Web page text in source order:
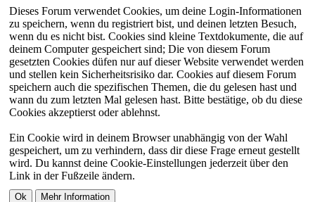
Dieses Forum verwendet Cookies, um deine Login-Informationen
zu speichern, wenn du registriert bist, und deinen letzten Besuch,
wenn du es nicht bist. Cookies sind kleine Textdokumente, die auf
deinem Computer gespeichert sind; Die von diesem Forum
gesetzten Cookies düfen nur auf dieser Website verwendet werden
und stellen kein Sicherheitsrisiko dar. Cookies auf diesem Forum
speichern auch die spezifischen Themen, die du gelesen hast und
wann du zum letzten Mal gelesen hast. Bitte bestätige, ob du diese
Cookies akzeptierst oder ablehnst.
Ein Cookie wird in deinem Browser unabhängig von der Wahl
gespeichert, um zu verhindern, dass dir diese Frage erneut gestellt
wird. Du kannst deine Cookie-Einstellungen jederzeit über den
Link in der Fußzeile ändern.